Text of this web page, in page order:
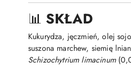
📊 SKŁAD
Kukurydza, jęczmień, olej
suszona marchew, siemię
Schizochytrium limacinum